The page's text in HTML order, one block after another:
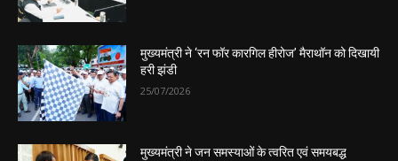
मुख्यमंत्री ने ‘रन फॉर कारगिल हीरोज’ मैराथॉन को दिखायी
हरी झंडी
25/07/2026
मुख्यमंत्री ने जन समस्याओं के त्वरित एवं समयबद्ध